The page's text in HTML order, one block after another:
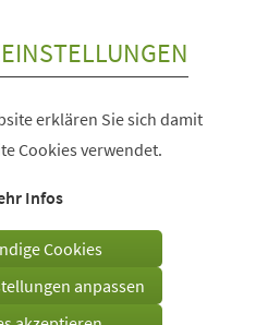
erklären Sie sich damit
Cookies verwendet.
Infos
Cookies
anpassen